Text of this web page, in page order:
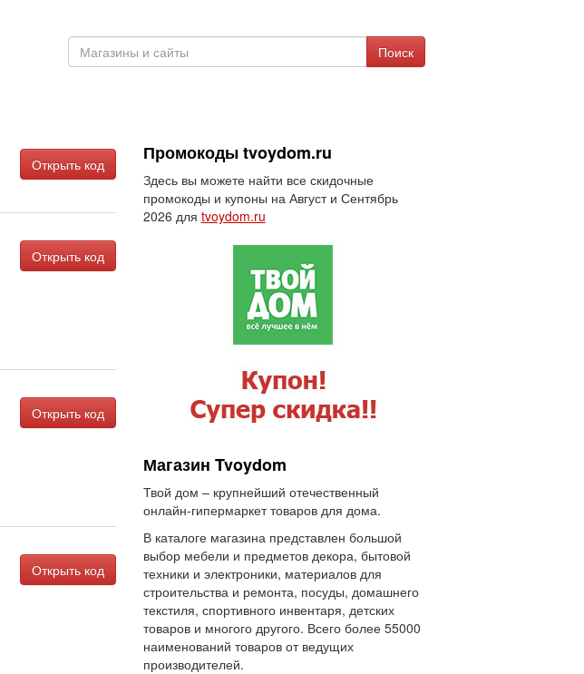
Поиск
Открыть код
Открыть код
Открыть код
Открыть код
Промокоды tvoydom.ru
Здесь вы можете найти все скидочные
промокоды и купоны на Август и Сентябрь
2026 для tvoydom.ru
Магазин Tvoydom
Твой дом – крупнейший отечественный
онлайн-гипермаркет товаров для дома.
В каталоге магазина представлен большой
выбор мебели и предметов декора, бытовой
техники и электроники, материалов для
строительства и ремонта, посуды, домашнего
текстиля, спортивного инвентаря, детских
товаров и многого другого. Всего более 55000
наименований товаров от ведущих
производителей.